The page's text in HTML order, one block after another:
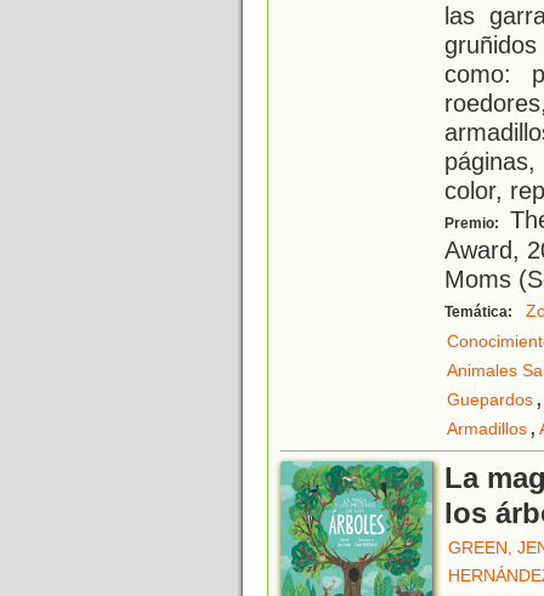
las
como:
color,
Premio:
Award,
Moms
Temática:
Animales
Guepardos,
Armadillos,
La
los
GREEN,